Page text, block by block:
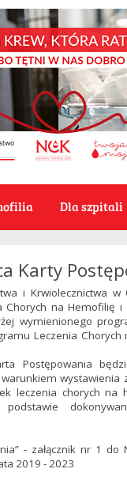
Dla szpitali
Karty
i Krwiolecznictwa
Chorych na Hemofilię
wymienionego
Leczenia
Postępowania
leczenia chorych
- załącznik nr 1
2019 - 2023